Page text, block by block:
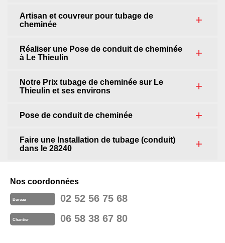
Artisan et couvreur pour tubage de
cheminée
Réaliser une Pose de conduit de cheminée
à Le Thieulin
Notre Prix tubage de cheminée sur Le
Thieulin et ses environs
Pose de conduit de cheminée
Faire une Installation de tubage (conduit)
dans le 28240
Nos coordonnées
Bureau 02 52 56 75 68
Chantier 06 58 38 67 80